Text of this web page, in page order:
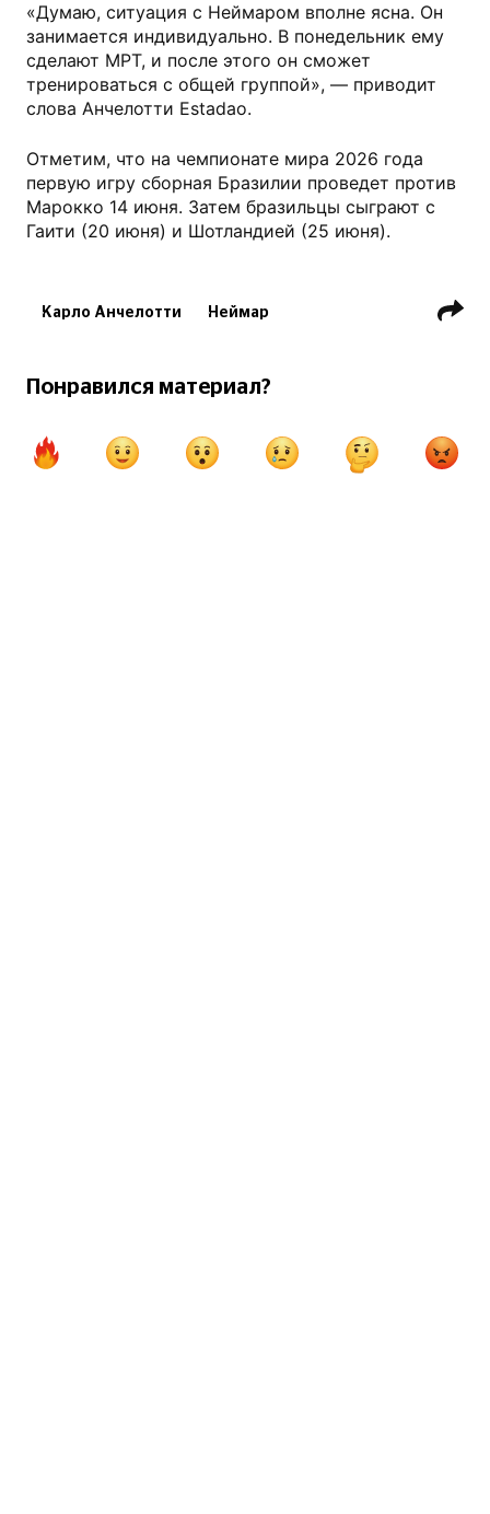
«Думаю, ситуация с Неймаром вполне ясна. Он
занимается индивидуально. В понедельник ему
сделают МРТ, и после этого он сможет
тренироваться с общей группой», — приводит
слова Анчелотти Estadao.
Отметим, что на чемпионате мира 2026 года
первую игру сборная Бразилии проведет против
Марокко 14 июня. Затем бразильцы сыграют с
Гаити (20 июня) и Шотландией (25 июня).
Карло Анчелотти Неймар
Чемпионат мира по футболу
Понравился материал?